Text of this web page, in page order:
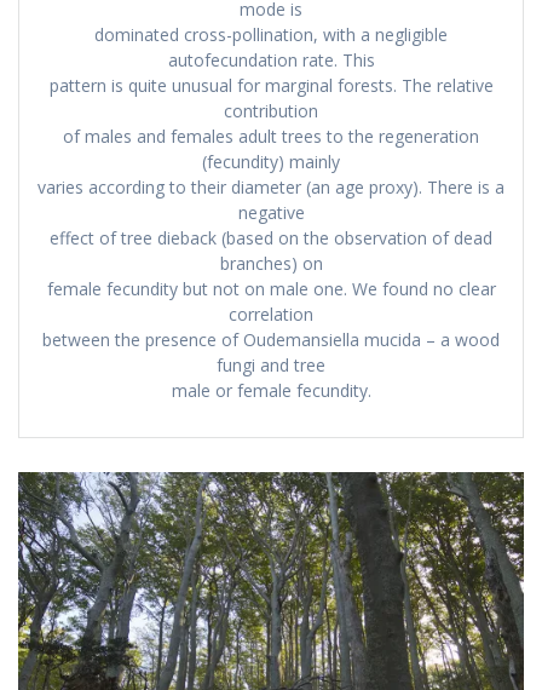
mode is
dominated cross-pollination, with a negligible
autofecundation rate. This
pattern is quite unusual for marginal forests. The relative
contribution
of males and females adult trees to the regeneration
(fecundity) mainly
varies according to their diameter (an age proxy). There is a
negative
effect of tree dieback (based on the observation of dead
branches) on
female fecundity but not on male one. We found no clear
correlation
between the presence of Oudemansiella mucida – a wood
fungi and tree
male or female fecundity.